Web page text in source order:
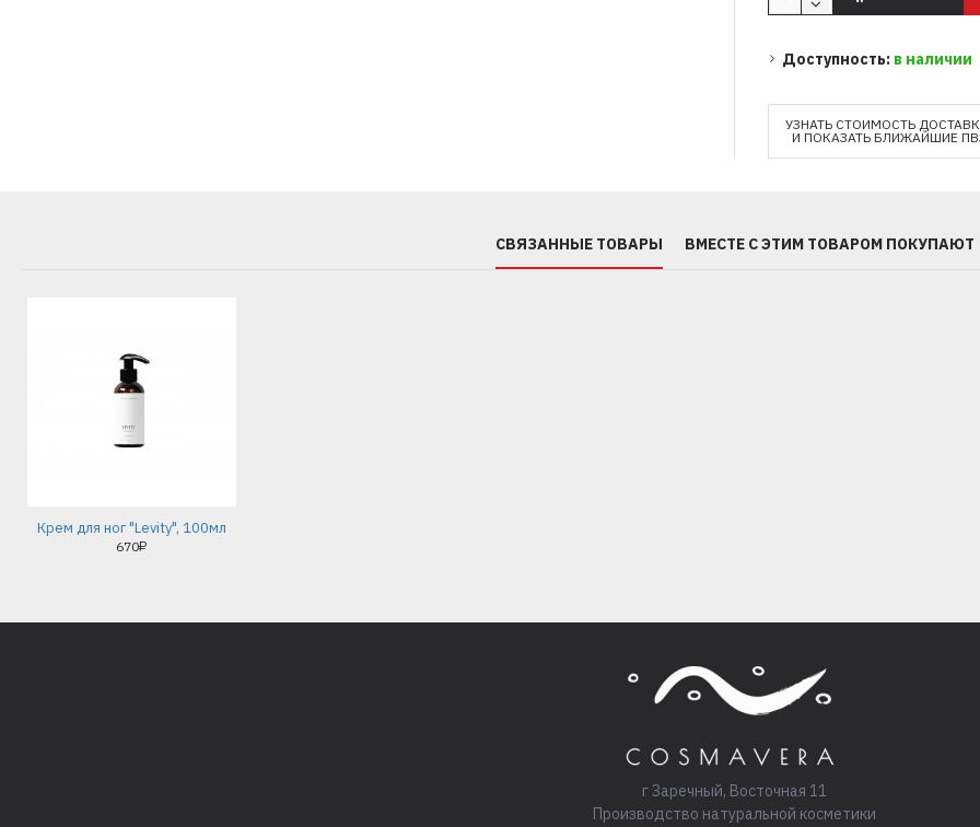
Доступность: в наличии
УЗНАТЬ СТОИМОСТЬ
И ПОКАЗАТЬ БЛИЖАЙШИЕ
СВЯЗАННЫЕ ТОВАРЫ ВМЕСТЕ С ЭТИМ ТОВАРОМ ПОКУПАЮТ
Крем для ног "Levity", 100мл
670₽
г Заречный, Восточная 11
Производство натуральной косметики